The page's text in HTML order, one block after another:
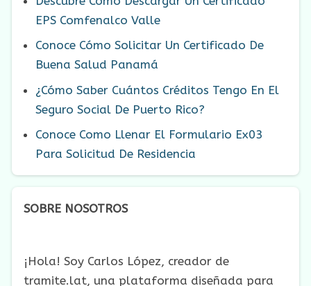
EPS Comfenalco Valle
Conoce Cómo Solicitar Un Certificado De
Buena Salud Panamá
¿Cómo Saber Cuántos Créditos Tengo En El
Seguro Social De Puerto Rico?
Conoce Como Llenar El Formulario Ex03
Para Solicitud De Residencia
SOBRE NOSOTROS
¡Hola! Soy Carlos López, creador de
tramite.lat, una plataforma diseñada para